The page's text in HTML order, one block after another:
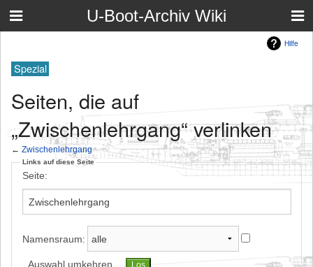
U-Boot-Archiv Wiki
Hilfe
Spezial
Seiten, die auf
„Zwischenlehrgang“ verlinken
← Zwischenlehrgang
Links auf diese Seite
Seite:
Namensraum:
Auswahl umkehren